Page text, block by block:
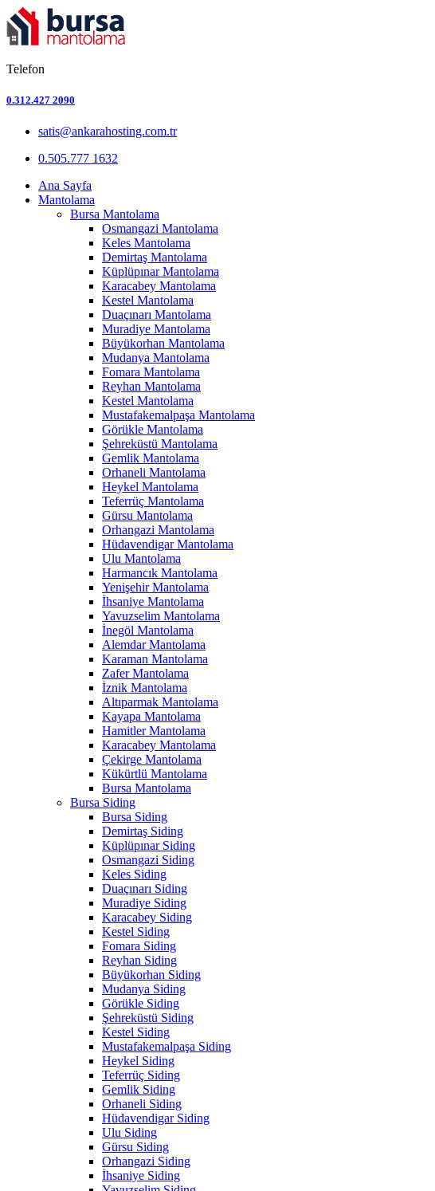
Telefon
0.312.427 2090
satis@ankarahosting.com.tr
0.505.777 1632
Ana Sayfa
Mantolama
Bursa Mantolama
Osmangazi Mantolama
Keles Mantolama
Demirtaş Mantolama
Küplüpınar Mantolama
Karacabey Mantolama
Kestel Mantolama
Duaçınarı Mantolama
Muradiye Mantolama
Büyükorhan Mantolama
Mudanya Mantolama
Fomara Mantolama
Reyhan Mantolama
Kestel Mantolama
Mustafakemalpaşa Mantolama
Görükle Mantolama
Şehreküstü Mantolama
Gemlik Mantolama
Orhaneli Mantolama
Heykel Mantolama
Teferrüç Mantolama
Gürsu Mantolama
Orhangazi Mantolama
Hüdavendigar Mantolama
Ulu Mantolama
Harmancık Mantolama
Yenişehir Mantolama
İhsaniye Mantolama
Yavuzselim Mantolama
İnegöl Mantolama
Alemdar Mantolama
Karaman Mantolama
Zafer Mantolama
İznik Mantolama
Altıparmak Mantolama
Kayapa Mantolama
Hamitler Mantolama
Karacabey Mantolama
Çekirge Mantolama
Kükürtlü Mantolama
Bursa Mantolama
Bursa Siding
Bursa Siding
Demirtaş Siding
Küplüpınar Siding
Osmangazi Siding
Keles Siding
Duaçınarı Siding
Muradiye Siding
Karacabey Siding
Kestel Siding
Fomara Siding
Reyhan Siding
Büyükorhan Siding
Mudanya Siding
Görükle Siding
Şehreküstü Siding
Kestel Siding
Mustafakemalpaşa Siding
Heykel Siding
Teferrüç Siding
Gemlik Siding
Orhaneli Siding
Hüdavendigar Siding
Ulu Siding
Gürsu Siding
Orhangazi Siding
İhsaniye Siding